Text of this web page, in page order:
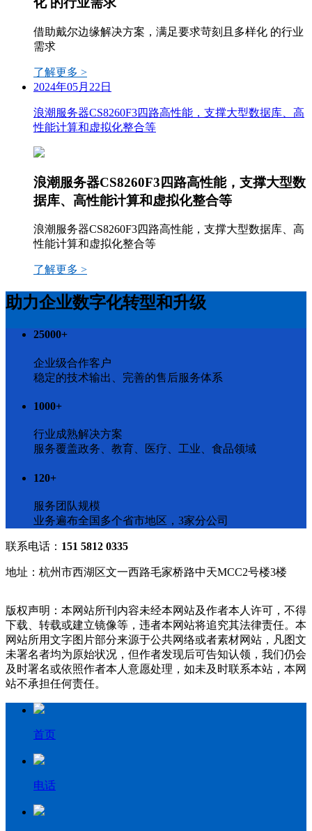
借助戴尔边缘解决方案，满足要求苛刻且多样化 的行业
需求
了解更多 >
2024年05月22日
浪潮服务器CS8260F3四路高性能，支撑大型数据库、高
性能计算和虚拟化整合等
浪潮服务器CS8260F3四路高性能，支撑大型数
据库、高性能计算和虚拟化整合等
浪潮服务器CS8260F3四路高性能，支撑大型数据库、高
性能计算和虚拟化整合等
了解更多 >
助力企业数字化转型和升级
25000+
企业级合作客户
稳定的技术输出、完善的售后服务体系
1000+
行业成熟解决方案
服务覆盖政务、教育、医疗、工业、食品领域
120+
服务团队规模
业务遍布全国多个省市地区，3家分公司
联系电话： 151 5812 0335
地址：杭州市西湖区文一西路毛家桥路中天MCC2号楼3楼
版权声明：本网站所刊内容未经本网站及作者本人许可，不得
下载、转载或建立镜像等，违者本网站将追究其法律责任。本
网站所用文字图片部分来源于公共网络或者素材网站，凡图文
未署名者均为原始状况，但作者发现后可告知认领，我们仍会
及时署名或依照作者本人意愿处理，如未及时联系本站，本网
站不承担任何责任。
首页
电话